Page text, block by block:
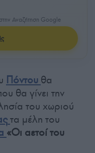
στην Αναζήτηση Google
Πόντου θα
θα γίνει την
του χωριού
τα μέλη του
«Οι αετοί του